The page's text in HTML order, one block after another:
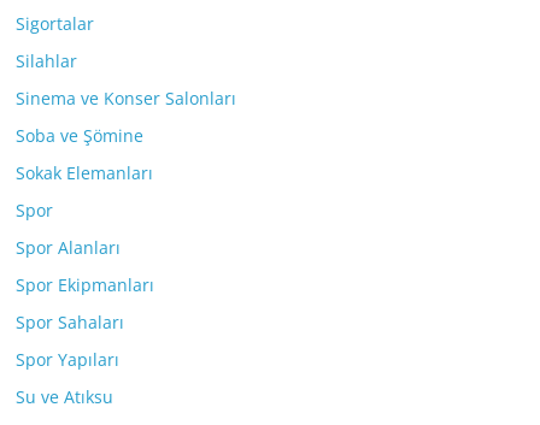
Sigortalar
Silahlar
Sinema ve Konser Salonları
Soba ve Şömine
Sokak Elemanları
Spor
Spor Alanları
Spor Ekipmanları
Spor Sahaları
Spor Yapıları
Su ve Atıksu